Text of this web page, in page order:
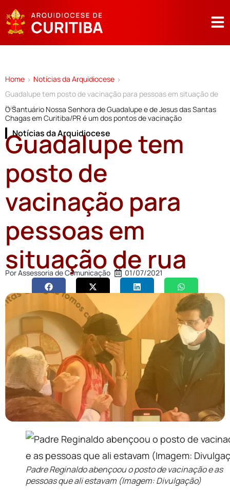
Home > Notícias da Arquidiocese >
Guadalupe tem posto de vacinação para pessoas em situação de
rua
O Santuário Nossa Senhora de Guadalupe e de Jesus das Santas
Chagas em Curitiba/PR é um dos pontos de vacinação
Notícias da Arquidiocese
Guadalupe tem
posto de
vacinação para
pessoas em
situação de rua
PorAssessoria de Comunicação 01/07/2021
Padre Reginaldo abençoou o posto de vacinação e as
pessoas que ali estavam (Imagem: Divulgação)